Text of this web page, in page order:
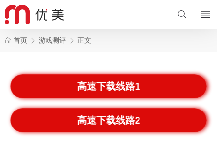
首页 游戏测评 正文
高速下载线路1
高速下载线路2